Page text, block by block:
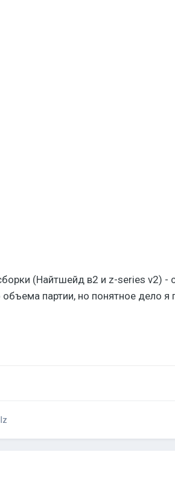
(Найтшейд в2 и z-series v2) -
партии, но понятное дело